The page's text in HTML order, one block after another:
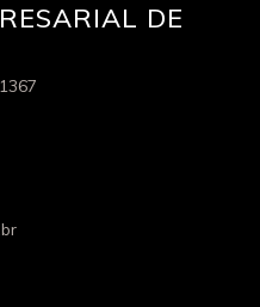
DE